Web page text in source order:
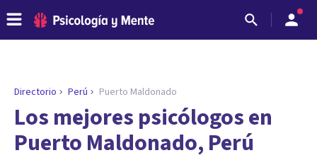
ENCONTRAR MI TERAPEUTA
¿Necesitas ayuda para encontrar el
psicólogo adecuado?
Responde a unas breves preguntas y te ofreceremos
Directorio Perú Puerto Maldonado
Los mejores psicólogos en
Puerto Maldonado, Perú